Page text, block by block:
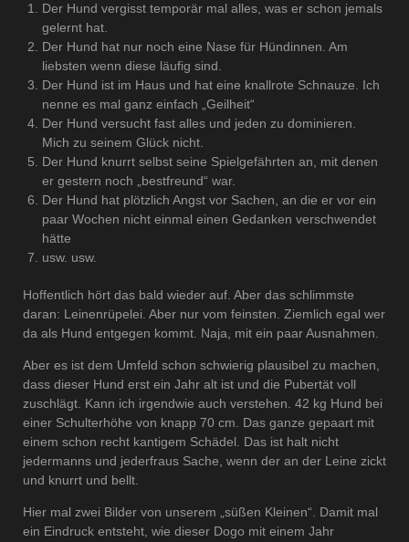
Der Hund vergisst temporär mal alles, was er schon jemals
gelernt hat.
Der Hund hat nur noch eine Nase für Hündinnen. Am
liebsten wenn diese läufig sind.
Der Hund ist im Haus und hat eine knallrote Schnauze. Ich
nenne es mal ganz einfach „Geilheit“
Der Hund versucht fast alles und jeden zu dominieren.
Mich zu seinem Glück nicht.
Der Hund knurrt selbst seine Spielgefährten an, mit denen
er gestern noch „bestfreund“ war.
Der Hund hat plötzlich Angst vor Sachen, an die er vor ein
paar Wochen nicht einmal einen Gedanken verschwendet
hätte
usw. usw.
Hoffentlich hört das bald wieder auf. Aber das schlimmste
daran: Leinenrüpelei. Aber nur vom feinsten. Ziemlich egal wer
da als Hund entgegen kommt. Naja, mit ein paar Ausnahmen.
Aber es ist dem Umfeld schon schwierig plausibel zu machen,
dass dieser Hund erst ein Jahr alt ist und die Pubertät voll
zuschlägt. Kann ich irgendwie auch verstehen. 42 kg Hund bei
einer Schulterhöhe von knapp 70 cm. Das ganze gepaart mit
einem schon recht kantigem Schädel. Das ist halt nicht
jedermanns und jederfraus Sache, wenn der an der Leine zickt
und knurrt und bellt.
Hier mal zwei Bilder von unserem „süßen Kleinen“. Damit mal
ein Eindruck entsteht, wie dieser Dogo mit einem Jahr